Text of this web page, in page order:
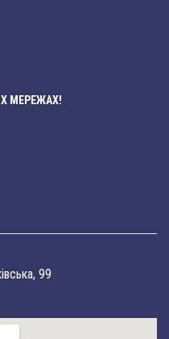
МЕРЕЖАХ!
99